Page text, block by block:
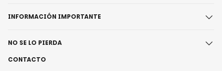
CONTACTO
INFORMACIÓN IMPORTANTE
NO SE LO PIERDA